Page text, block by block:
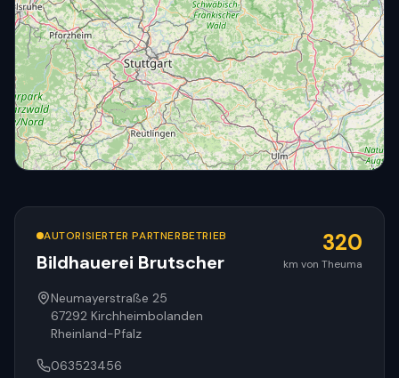
AUTORISIERTER PARTNERBETRIEB
Bildhauerei Brutscher
320
km von Theuma
Neumayerstraße 25
67292 Kirchheimbolanden
Rheinland-Pfalz
063523456